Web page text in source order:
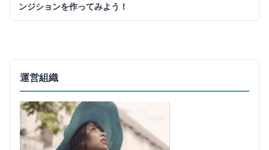
ンジションを作ってみよう！
運営組織